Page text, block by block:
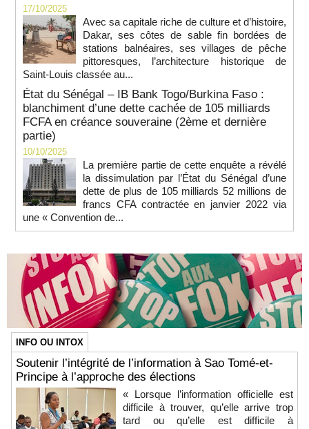
17/10/2025
Avec sa capitale riche de culture et d’histoire,
Dakar, ses côtes de sable fin bordées de
stations balnéaires, ses villages de pêche
pittoresques, l’architecture historique de
Saint-Louis classée au...
État du Sénégal – IB Bank Togo/Burkina Faso :
blanchiment d’une dette cachée de 105 milliards
FCFA en créance souveraine (2ème et dernière
partie)
10/10/2025
La première partie de cette enquête a révélé
la dissimulation par l’État du Sénégal d’une
dette de plus de 105 milliards 52 millions de
francs CFA contractée en janvier 2022 via
une « Convention de...
INFO OU INTOX
Soutenir l’intégrité de l’information à Sao Tomé-et-
Principe à l’approche des élections
« Lorsque l’information officielle est
difficile à trouver, qu’elle arrive trop
tard ou qu’elle est difficile à